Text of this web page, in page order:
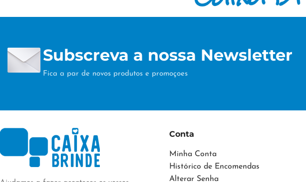
Subscreva a nossa Newsletter
Fica a par de novos produtos e promoçoes
Conta
Minha Conta
Histórico de Encomendas
Alterar Senha